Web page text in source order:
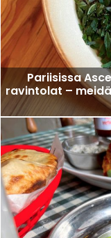
Pariisissa
ravintolat –